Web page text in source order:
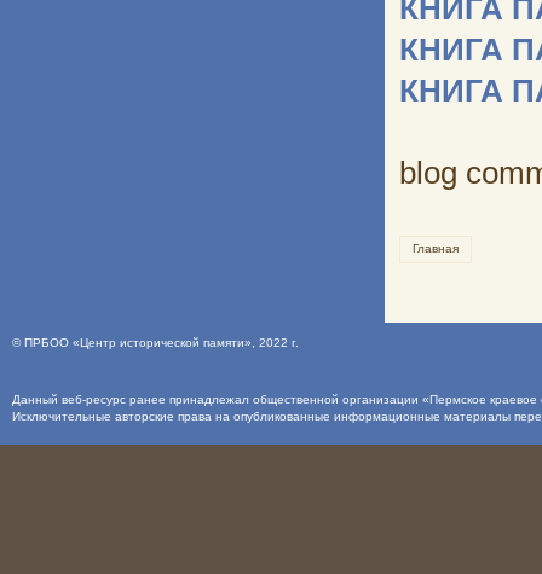
КНИГА
КНИГА
КНИГА
blog
Главная
©ПРБОО «Центр исторической памяти» , 2022 г.
Данный веб-ресурс ранее принадлежал общественной организации «Пермское
Исключительные авторские права на опубликованные информационные материалы